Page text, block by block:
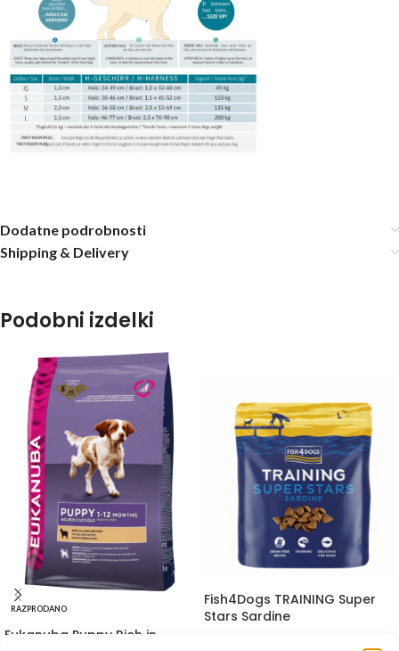
Dodatne podrobnosti
Shipping & Delivery
Podobni izdelki
RAZPRODANO
Eukanuba Puppy Rich in
Fish4Dogs TRAINING Super
Stars Sardine